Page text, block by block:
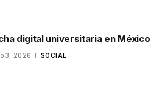
digital universitaria en México
3, 2026 SOCIAL